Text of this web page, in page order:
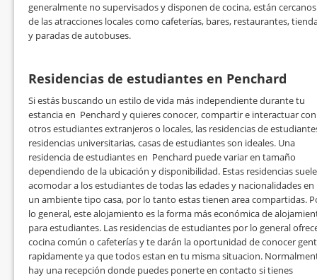
generalmente no supervisados y disponen de cocina, están cercanos
de las atracciones locales como cafeterías, bares, restaurantes,
y paradas de autobuses.
Residencias de estudiantes en Penchard
Si estás buscando un estilo de vida más independiente durante tu
estancia en Penchard y quieres conocer, compartir e interactuar con
otros estudiantes extranjeros o locales, las residencias de
residencias universitarias, casas de estudiantes son ideales. Una
residencia de estudiantes en Penchard puede variar en tamaño
dependiendo de la ubicación y disponibilidad. Estas residencias
acomodar a los estudiantes de todas las edades y nacionalidades en
un ambiente tipo casa, por lo tanto estas tienen area compartidas.
lo general, este alojamiento es la forma más económica de
para estudiantes. Las residencias de estudiantes por lo general
cocina común o cafeterías y te darán la oportunidad de conocer
rapidamente ya que todos estan en tu misma situacion.
hay una recepción donde puedes ponerte en contacto si tienes